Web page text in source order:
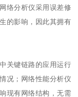
络分析仪采用误差修
的影响，因此其拥有
关键链路的应用运行
况；网络性能分析仪
现有网络结构，无需